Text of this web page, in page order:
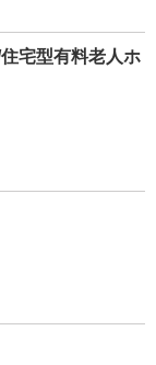
宅型有料老人ホ